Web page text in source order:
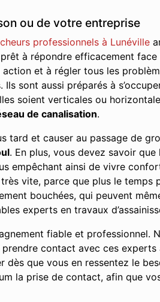
ou de votre entreprise
professionnels à Lunéville
à répondre efficacement face
et à régler tous les
sont aussi préparés à
soient verticales ou
de canalisation.
tard et causer au passage de
. En plus, vous devez savoir que
empêchant ainsi de vivre
vite, parce que plus le temps
bouchées, qui peuvent
experts en travaux
fiable et professionnel.
contact avec ces experts
que vous en ressentez le
la prise de contact, afin que